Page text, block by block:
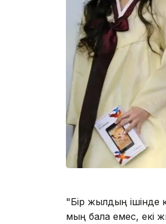
"Бір жылдың ішінде
мың бала емес, екі